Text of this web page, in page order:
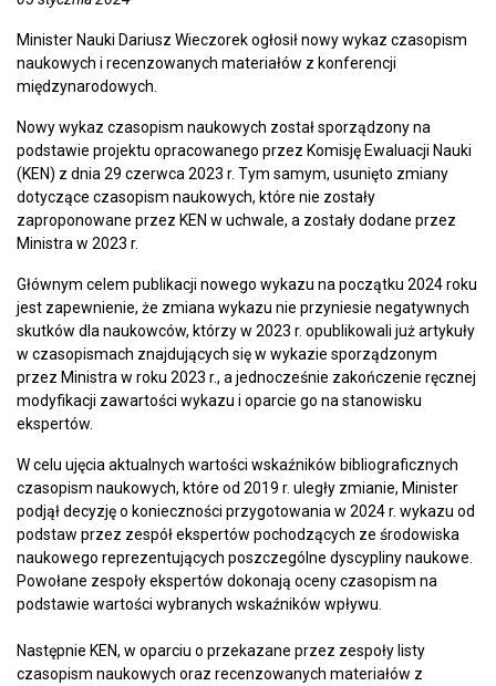
Minister Nauki Dariusz Wieczorek ogłosił nowy wykaz czasopism
naukowych i recenzowanych materiałów z konferencji
międzynarodowych.
Nowy wykaz czasopism naukowych został sporządzony na
podstawie projektu opracowanego przez Komisję Ewaluacji Nauki
(KEN) z dnia 29 czerwca 2023 r. Tym samym, usunięto zmiany
dotyczące czasopism naukowych, które nie zostały
zaproponowane przez KEN w uchwale, a zostały dodane przez
Ministra w 2023 r.
Głównym celem publikacji nowego wykazu na początku 2024 roku
jest zapewnienie, że zmiana wykazu nie przyniesie negatywnych
skutków dla naukowców, którzy w 2023 r. opublikowali już artykuły
w czasopismach znajdujących się w wykazie sporządzonym
przez Ministra w roku 2023 r., a jednocześnie zakończenie ręcznej
modyfikacji zawartości wykazu i oparcie go na stanowisku
ekspertów.
W celu ujęcia aktualnych wartości wskaźników bibliograficznych
czasopism naukowych, które od 2019 r. uległy zmianie, Minister
podjął decyzję o konieczności przygotowania w 2024 r. wykazu od
podstaw przez zespół ekspertów pochodzących ze środowiska
naukowego reprezentujących poszczególne dyscypliny naukowe.
Powołane zespoły ekspertów dokonają oceny czasopism na
podstawie wartości wybranych wskaźników wpływu.
Następnie KEN, w oparciu o przekazane przez zespoły listy
czasopism naukowych oraz recenzowanych materiałów z